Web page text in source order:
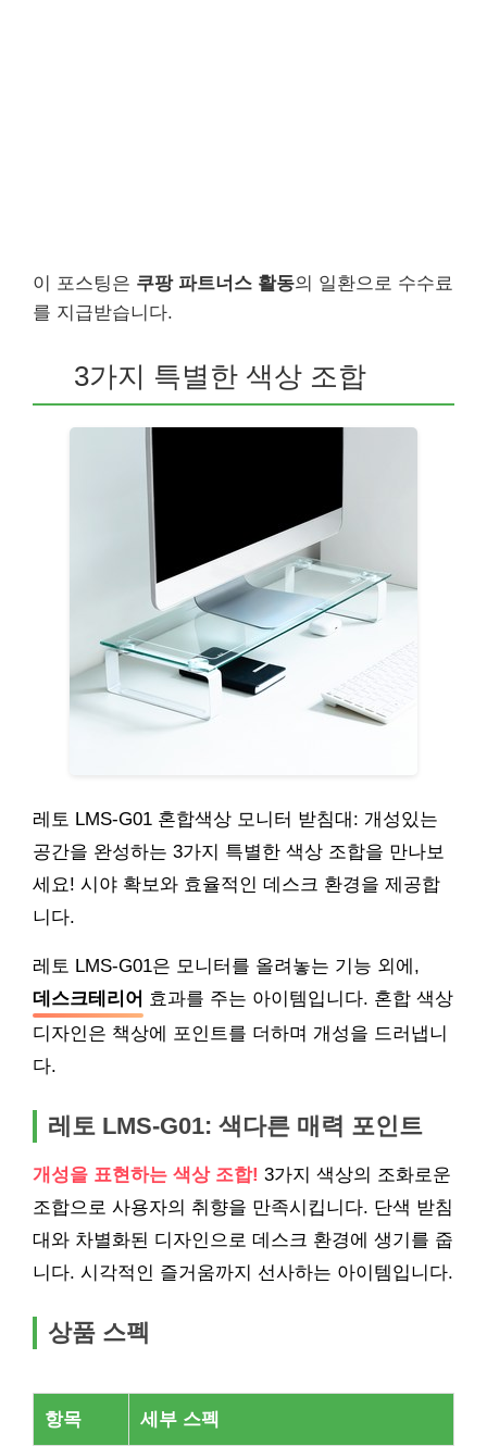
이 포스팅은 쿠팡 파트너스 활동의 일환으로 수수료
를 지급받습니다.
3가지 특별한 색상 조합
레토 LMS-G01 혼합색상 모니터 받침대: 개성있는
공간을 완성하는 3가지 특별한 색상 조합을 만나보
세요! 시야 확보와 효율적인 데스크 환경을 제공합
니다.
레토 LMS-G01은 모니터를 올려놓는 기능 외에,
데스크테리어 효과를 주는 아이템입니다. 혼합 색상
디자인은 책상에 포인트를 더하며 개성을 드러냅니
다.
레토 LMS-G01: 색다른 매력 포인트
개성을 표현하는 색상 조합! 3가지 색상의 조화로운
조합으로 사용자의 취향을 만족시킵니다. 단색 받침
대와 차별화된 디자인으로 데스크 환경에 생기를 줍
니다. 시각적인 즐거움까지 선사하는 아이템입니다.
상품 스펙
항목 세부 스펙